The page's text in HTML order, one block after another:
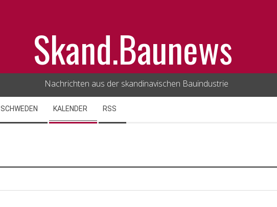
Skand.Baunews
Nachrichten aus der skandinavischen Bauindustrie
SCHWEDEN KALENDER RSS